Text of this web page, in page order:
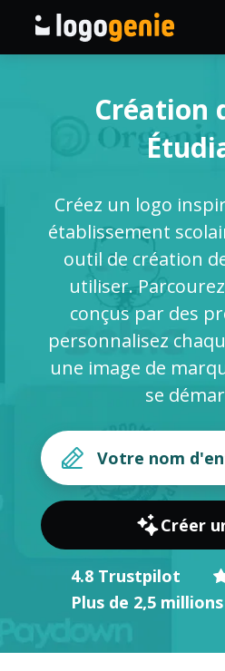
Générateur de logo IA
Produits imprimés
À propos
SE
Création
Créez un logo
établissement
outil de création
utiliser.
conçus par des
personnalisez
une image de
se
Créer
4.8 Trustpilot
Plus de 2,5